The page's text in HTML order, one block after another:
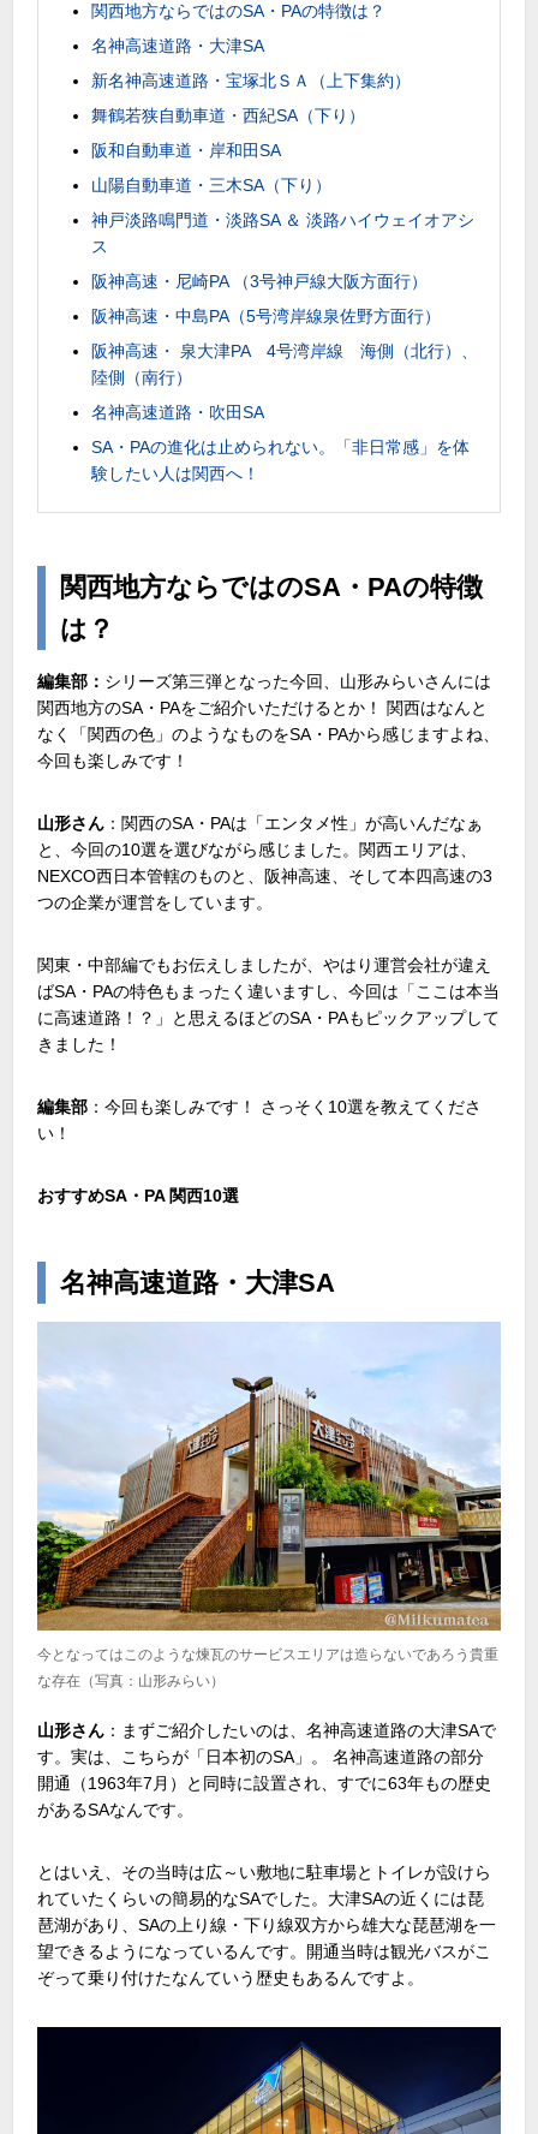
関西地方ならではのSA・PAの特徴は？
名神高速道路・大津SA
新名神高速道路・宝塚北ＳＡ（上下集約）
舞鶴若狭自動車道・西紀SA（下り）
阪和自動車道・岸和田SA
山陽自動車道・三木SA（下り）
神戸淡路鳴門道・淡路SA ＆ 淡路ハイウェイオアシ
ス
阪神高速・尼崎PA （3号神戸線大阪方面行）
阪神高速・中島PA（5号湾岸線泉佐野方面行）
阪神高速・ 泉大津PA 4号湾岸線 海側（北行）、
陸側（南行）
名神高速道路・吹田SA
SA・PAの進化は止められない。「非日常感」を体
験したい人は関西へ！
関西地方ならではのSA ・ PAの特徴
は？
編集部： シリーズ第三弾となった今回、山形みらいさんには
関西地方のSA ・ PAをご紹介いただけるとか！ 関西はなんと
なく「関西の色」のようなものをSA ・ PAから感じますよね、
今回も楽しみです！
山形さん ：関西のSA ・ PAは「エンタメ性」が高いんだなぁ
と、今回の10選を選びながら感じました。関西エリアは、
NEXCO西日本管轄のものと、阪神高速、そして本四高速の3
つの企業が運営をしています。
関東・中部編でもお伝えしましたが、やはり運営会社が違え
ばSA ・ PAの特色もまったく違いますし、今回は「ここは本当
に高速道路！？」と思えるほどのSA ・ PAもピックアップして
きました！
編集部 ：今回も楽しみです！ さっそく 10選を教えてくださ
い！
おすすめSA ・ PA 関西10選
名神高速道路・大津SA
今となってはこのような煉瓦のサービスエリアは造らないであろう貴重
な存在（写真：山形みらい）
山形さん ：まずご紹介したいのは、名神高速道路の大津SAで
す。実は、こちらが「日本初のSA 」。 名神高速道路の部分
開通（1963年7 月）と同時に設置され、すでに63年もの歴史
があるSAなんです。
とはいえ、その当時は広～い敷地に駐車場とトイレが設けら
れていたくらいの簡易的なSAでした。大津SAの近くには琵
琶湖があり、SAの上り線・下り線双方から雄大な琵琶湖を一
望できるようになっているんです。開通当時は観光バスがこ
ぞって乗り付けたなんていう歴史もあるんですよ。